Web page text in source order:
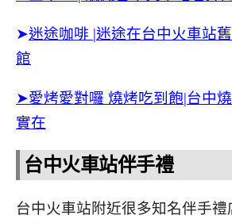
➤迷途咖啡 |迷途在台中火車站
館
➤愛烤愛對囉 燒烤吃到飽|台中
實在
台中火車站伴手禮
台中火車站附近很多知名伴手